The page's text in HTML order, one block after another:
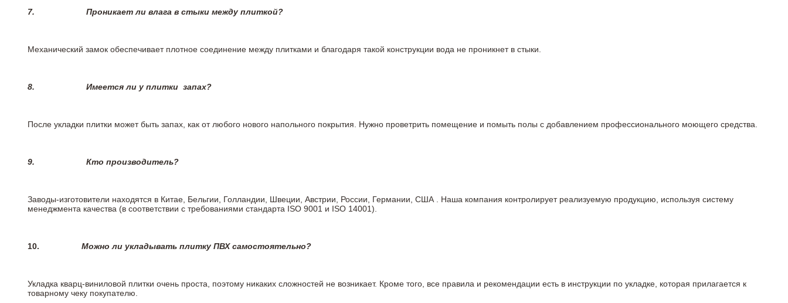
7. Проникает ли влага в стыки между плиткой?
Механический замок обеспечивает плотное соединение между плитками и благодаря такой конструкции вода не проникнет в стыки.
8. Имеется ли у плитки запах?
После укладки плитки может быть запах, как от любого нового напольного покрытия. Нужно проветрить помещение и помыть полы с добавлением профессионального моющего средства.
9. Кто производитель?
Заводы-изготовители находятся в Китае, Бельгии, Голландии, Швеции, Австрии, России, Германии, США . Наша компания контролирует реализуемую продукцию, используя систему
менеджмента качества (в соответствии с требованиями стандарта ISO 9001 и ISO 14001).
10. Можно ли укладывать плитку ПВХ самостоятельно?
Укладка кварц-виниловой плитки очень проста, поэтому никаких сложностей не возникает. Кроме того, все правила и рекомендации есть в инструкции по укладке, которая прилагается к
товарному чеку покупателю.